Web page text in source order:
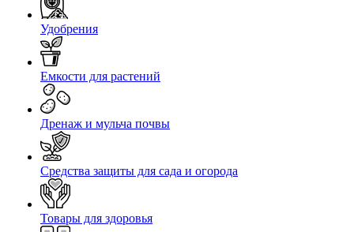
Удобрения
Емкости для растений
Дренаж и мульча почвы
Средства защиты для сада и огорода
Товары для здоровья